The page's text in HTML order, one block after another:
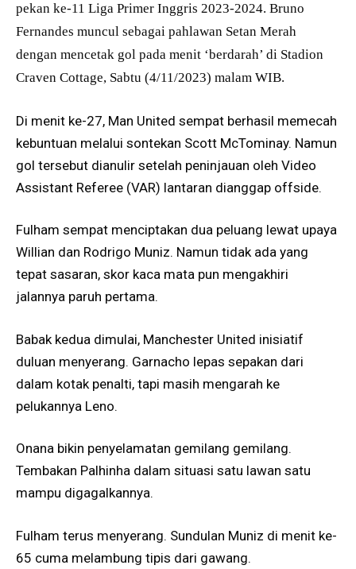
pekan ke-11 Liga Primer Inggris 2023-2024. Bruno
Fernandes muncul sebagai pahlawan Setan Merah
dengan mencetak gol pada menit ‘berdarah’ di Stadion
Craven Cottage, Sabtu (4/11/2023) malam WIB.
Di menit ke-27, Man United sempat berhasil memecah
kebuntuan melalui sontekan Scott McTominay. Namun
gol tersebut dianulir setelah peninjauan oleh Video
Assistant Referee (VAR) lantaran dianggap offside.
Fulham sempat menciptakan dua peluang lewat upaya
Willian dan Rodrigo Muniz. Namun tidak ada yang
tepat sasaran, skor kaca mata pun mengakhiri
jalannya paruh pertama.
Babak kedua dimulai, Manchester United inisiatif
duluan menyerang. Garnacho lepas sepakan dari
dalam kotak penalti, tapi masih mengarah ke
pelukannya Leno.
Onana bikin penyelamatan gemilang gemilang.
Tembakan Palhinha dalam situasi satu lawan satu
mampu digagalkannya.
Fulham terus menyerang. Sundulan Muniz di menit ke-
65 cuma melambung tipis dari gawang.